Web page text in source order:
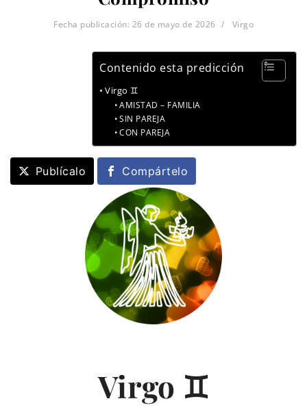
Fecha publicación: 26 de mayo de 2026 Virgo
Contenido esta predicción
Virgo ♊
AMISTAD – FAMILIA
SIN PAREJA
CON PAREJA
Publícalo Compártelo
Virgo ♊